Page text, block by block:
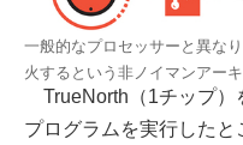
一般的なプロセッサーと異な
火するという非ノイマンアー
TrueNorth（1チップ）
プログラムを実行した